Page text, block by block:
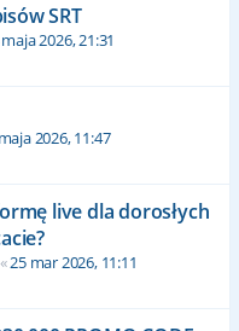
SRT
2026, 21:31
2026, 11:47
live dla dorosłych
25 mar 2026, 11:11